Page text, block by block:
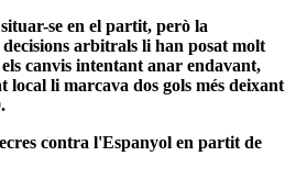
se en el partit, però la
arbitrals li han posat molt
canvis intentant anar endavant,
local li marcava dos gols més deixant
contra l'Espanyol en partit de